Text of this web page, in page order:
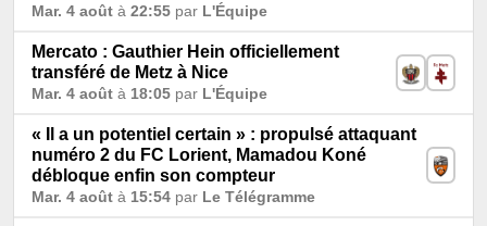
Mar. 4 août à 22:55 par L'Équipe
Mercato : Gauthier Hein officiellement
transféré de Metz à Nice
Mar. 4 août à 18:05 par L'Équipe
« Il a un potentiel certain » : propulsé attaquant
numéro 2 du FC Lorient, Mamadou Koné
débloque enfin son compteur
Mar. 4 août à 15:54 par Le Télégramme